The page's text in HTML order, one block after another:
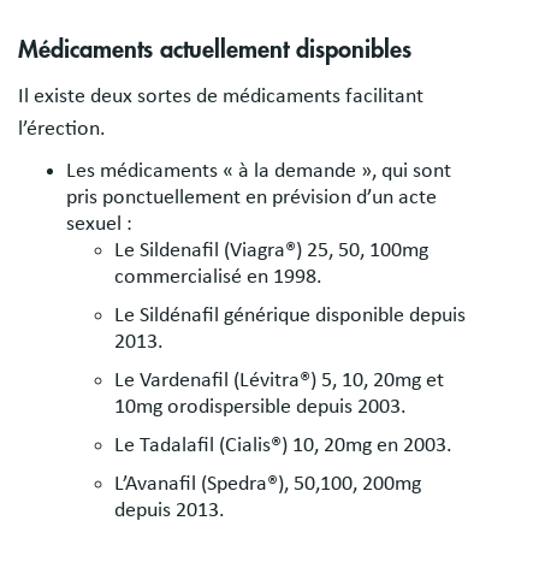
Médicaments actuellement disponibles
Il existe deux sortes de médicaments facilitant
l’érection.
Les médicaments « à la demande », qui sont
pris ponctuellement en prévision d’un acte
sexuel :
Le Sildenafil (Viagra®) 25, 50, 100mg
commercialisé en 1998.
Le Sildénafil générique disponible depuis
2013.
Le Vardenafil (Lévitra®) 5, 10, 20mg et
10mg orodispersible depuis 2003.
Le Tadalafil (Cialis®) 10, 20mg en 2003.
L’Avanafil (Spedra®), 50,100, 200mg
depuis 2013.